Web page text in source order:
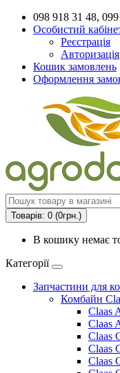
098 918 31 48,
Особистий
Реєстрація
Авторизація
Кошик замовлень
Оформлення
Товарів: 0 (0грн.)
В кошику немає
Категорії
Запчастини для
Комбайн
Claas
Claas
Claas
Claas
Claas